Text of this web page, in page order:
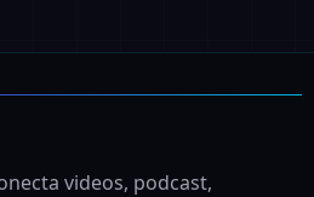
videos, podcast,